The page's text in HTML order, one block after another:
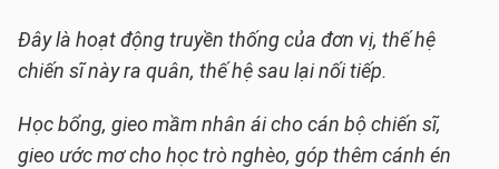
Đây là hoạt động truyền thống của đơn vị, thế hệ
chiến sĩ này ra quân, thế hệ sau lại nối tiếp.
Học bổng, gieo mầm nhân ái cho cán bộ chiến sĩ,
gieo ước mơ cho học trò nghèo, góp thêm cánh én